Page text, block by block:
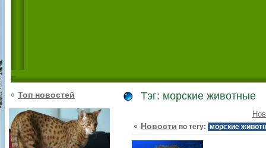
Топ новостей Тэг: морские животные
Новости по тегу: морские